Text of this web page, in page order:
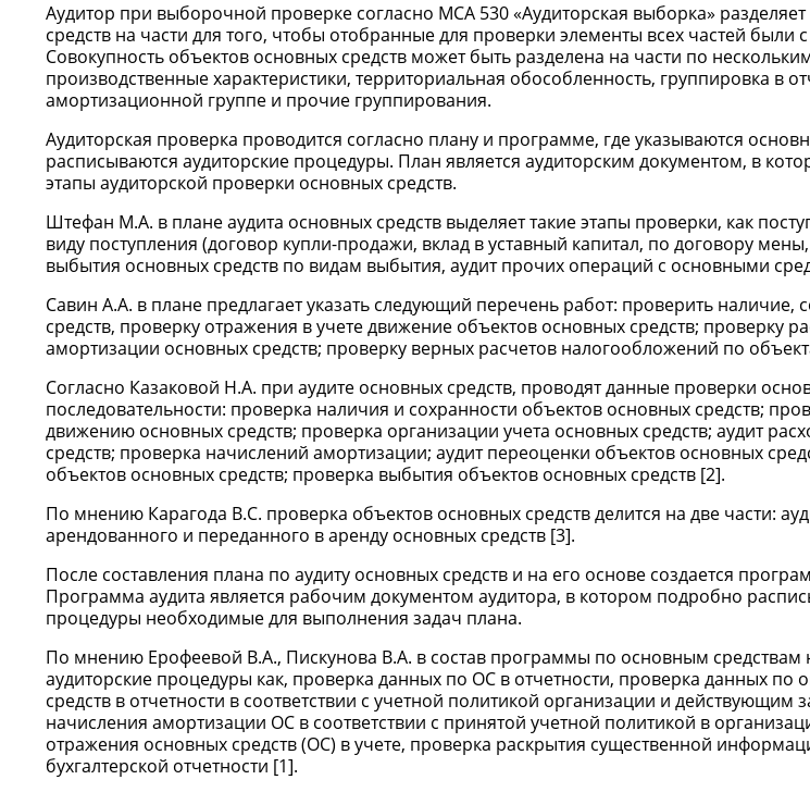
Аудитор при выборочной проверке согласно МСА 530 «Аудиторская выборка»
средств на части для того, чтобы отобранные для проверки элементы всех частей были
Совокупность объектов основных средств может быть разделена на части по
производственные характеристики, территориальная обособленность, группировка в
амортизационной группе и прочие группирования.
Аудиторская проверка проводится согласно плану и программе, где указываются
расписываются аудиторские процедуры. План является аудиторским документом, в
этапы аудиторской проверки основных средств.
Штефан М.А. в плане аудита основных средств выделяет такие этапы проверки, как
виду поступления (договор купли-продажи, вклад в уставный капитал, по договору
выбытия основных средств по видам выбытия, аудит прочих операций с основными
Савин А.А. в плане предлагает указать следующий перечень работ: проверить наличие,
средств, проверку отражения в учете движение объектов основных средств; проверку
амортизации основных средств; проверку верных расчетов налогообложений по
Согласно Казаковой Н.А. при аудите основных средств, проводят данные проверки
последовательности: проверка наличия и сохранности объектов основных средств;
движению основных средств; проверка организации учета основных средств; аудит
средств; проверка начислений амортизации; аудит переоценки объектов основных
объектов основных средств; проверка выбытия объектов основных средств [2].
По мнению Карагода В.С. проверка объектов основных средств делится на две части:
арендованного и переданного в аренду основных средств [3].
После составления плана по аудиту основных средств и на его основе создается
Программа аудита является рабочим документом аудитора, в котором подробно
процедуры необходимые для выполнения задач плана.
По мнению Ерофеевой В.А., Пискунова В.А. в состав программы по основным средствам
аудиторские процедуры как, проверка данных по ОС в отчетности, проверка данных
средств в отчетности в соответствии с учетной политикой организации и действующим
начисления амортизации ОС в соответствии с принятой учетной политикой в
отражения основных средств (ОС) в учете, проверка раскрытия существенной
бухгалтерской отчетности [1].